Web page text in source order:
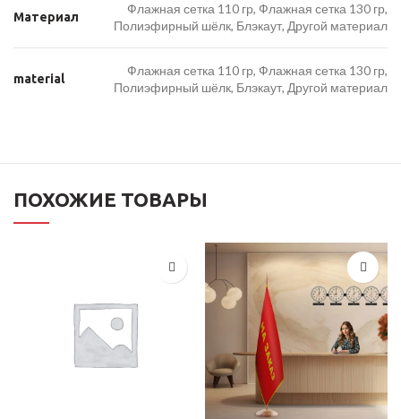
Материал
Флажная сетка 110 гр, Флажная сетка 130 гр,
Полиэфирный шёлк, Блэкаут, Другой материал
material
Флажная сетка 110 гр, Флажная сетка 130 гр,
Полиэфирный шёлк, Блэкаут, Другой материал
ПОХОЖИЕ ТОВАРЫ